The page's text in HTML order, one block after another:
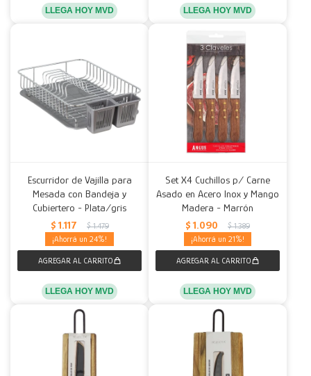
LLEGA HOY MVD LLEGA HOY MVD
Escurridor de Vajilla para
Mesada con Bandeja y
Cubiertero - Plata/gris
$ 1.117 $ 1.479
24
LLEGA HOY MVD
Set X4 Cuchillos p/ Carne
Asado en Acero Inox y Mango
Madera - Marrón
$ 1.090 $ 1.389
21
LLEGA HOY MVD